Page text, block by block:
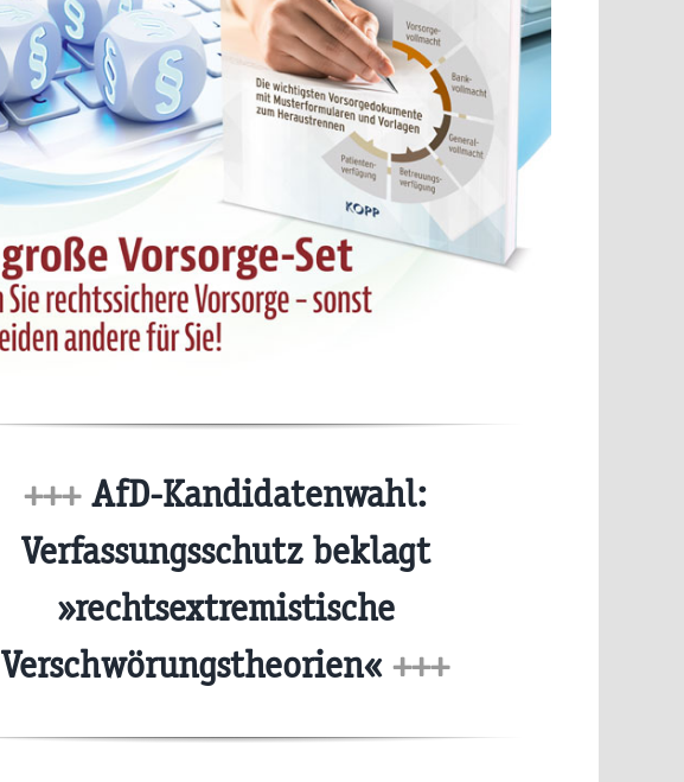
+++AfD-Kandidatenwahl:
Verfassungsschutz beklagt
»rechtsextremistische
Verschwörungstheorien« +++